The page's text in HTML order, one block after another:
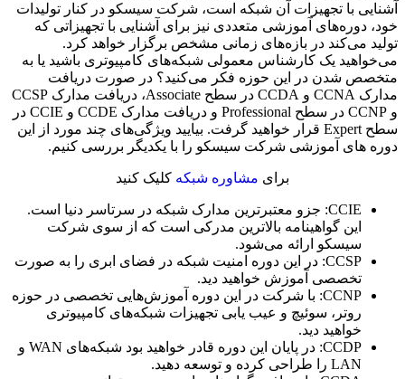
آشنایی با تجهیزات آن شبکه است، شرکت سیسکو در کنار تولیدات
خود، دوره‌های آموزشی متعددی نیز برای آشنایی با تجهیزاتی که
تولید می‌کند در بازه‌های زمانی مشخص برگزار خواهد کرد.
می‌خواهید یک کارشناس معمولی شبکه‌های کامپیوتری باشید یا به
متخصص شدن در این حوزه فکر می‌کنید؟ در صورت دریافت
مدارک CCNA و CCDA در سطح Associate، دریافت مدارک CCSP
و CCNP در سطح Professional و دریافت مدارک CCDE و CCIE در
سطح Expert قرار خواهید گرفت. بیایید ویژگی‌های چند مورد از این
دوره های آموزشی شرکت سیسکو را با یکدیگر بررسی کنیم.
برای مشاوره شبکه کلیک کنید
CCIE: جزو معتبرترین مدارک شبکه در سرتاسر دنیا است.
این گواهینامه بالاترین مدرکی است که از سوی شرکت
سیسکو ارائه می‌شود.
CCSP: در این دوره امنیت شبکه در فضای ابری را به صورت
تخصصی آموزش خواهید دید.
CCNP: با شرکت در این دوره آموزش‌هایی تخصصی در حوزه
روتر، سوئیچ و عیب یابی تجهیزات شبکه‌های کامپیوتری
خواهید دید.
CCDP: در پایان این دوره قادر خواهید بود شبکه‌های WAN و
LAN را طراحی کرده و توسعه دهید.